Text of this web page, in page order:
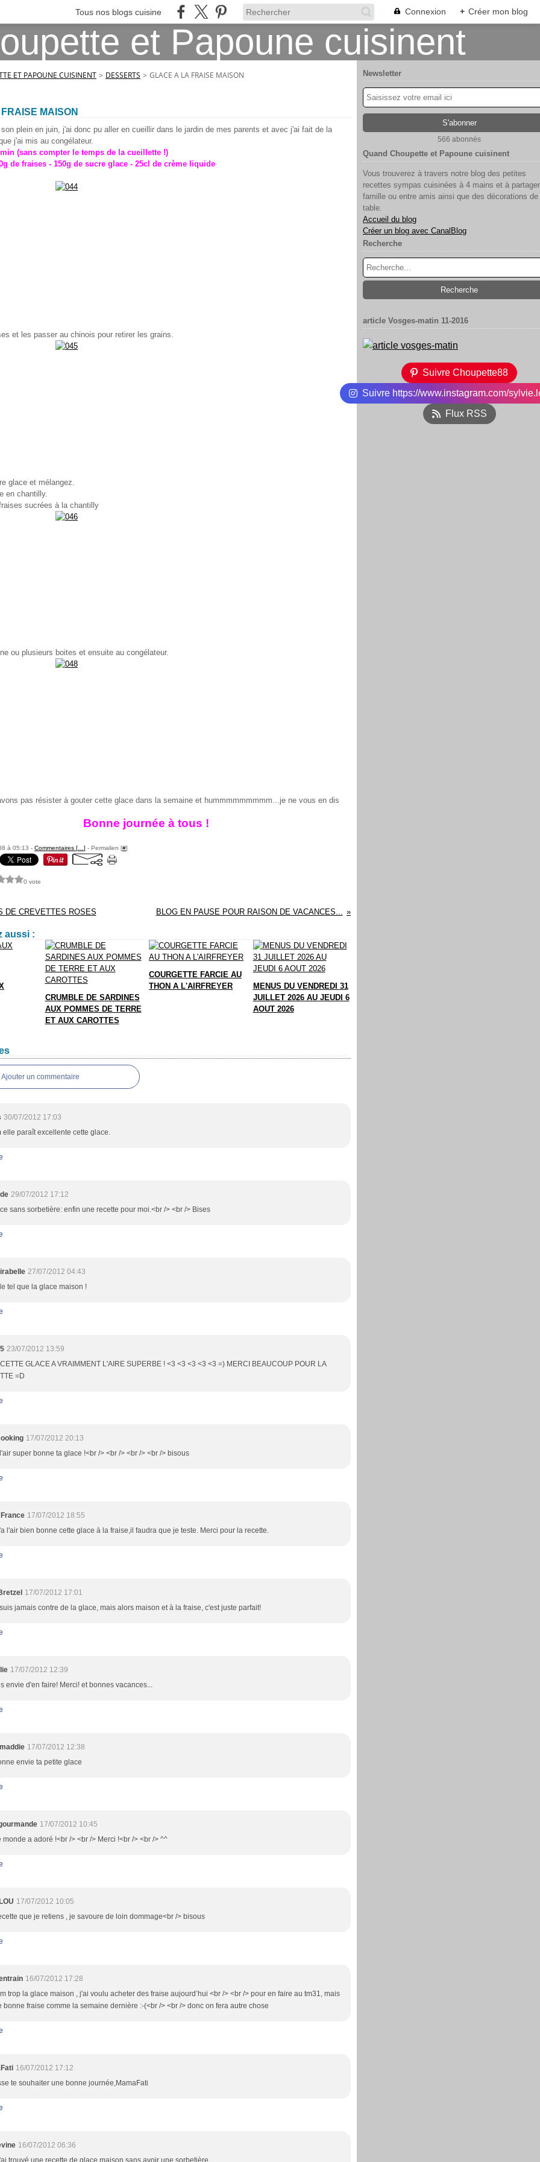
Tous nos blogs cuisine Connexion + Créer mon blog
ET PAPOUNE CUISINENT > DESSERTS > GLACE A LA FRAISE MAISON
MAISON
plein en juin, j'ai donc pu aller en cueillir dans le jardin de mes parents et avec j'ai fait de la
j'ai mis au congélateur.
(sans compter le temps de la cueillette !)
de fraises - 150g de sucre glace - 25cl de crème liquide
et les passer au chinois pour retirer les grains.
glace et mélangez.
en chantilly.
sucrées à la chantilly
ou plusieurs boites et ensuite au congélateur.
pas résister à gouter cette glace dans la semaine et hummmmmmmmm...je ne vous en dis
Bonne journée à tous !
à 05:13 - Commentaires [ ] - Permalien [#]
0 vote
DE CREVETTES ROSES BLOG EN PAUSE POUR RAISON DE VACANCES...
aussi :
CRUMBLE DE SARDINES
AUX POMMES DE TERRE
ET AUX CAROTTES
COURGETTE FARCIE AU
THON A L'AIRFREYER
MENUS DU VENDREDI 31
JUILLET 2026 AU JEUDI 6
AOUT 2026
Ajouter un commentaire
30/07/2012 17:03
elle paraît excellente cette glace.
29/07/2012 17:12
sans sorbetière: enfin une recette pour moi.<br /> <br /> Bises
27/07/2012 04:43
tel que la glace maison !
23/07/2012 13:59
GLACE A VRAIMMENT L'AIRE SUPERBE ! <3 <3 <3 <3 <3 =) MERCI BEAUCOUP POUR LA
=D
17/07/2012 20:13
super bonne ta glace !<br /> <br /> <br /> <br /> bisous
17/07/2012 18:55
l'air bien bonne cette glace à la fraise,il faudra que je teste. Merci pour la recette.
17/07/2012 17:01
jamais contre de la glace, mais alors maison et à la fraise, c'est juste parfait!
17/07/2012 12:39
envie d'en faire! Merci! et bonnes vacances...
17/07/2012 12:38
envie ta petite glace
17/07/2012 10:45
monde a adoré !<br /> <br /> Merci !<br /> <br /> ^^
17/07/2012 10:05
que je retiens , je savoure de loin dommage<br /> bisous
16/07/2012 17:28
trop la glace maison , j'ai voulu acheter des fraise aujourd’hui <br /> <br /> pour en faire au tm31, mais
bonne fraise comme la semaine dernière :-(<br /> <br /> donc on fera autre chose
16/07/2012 17:12
te souhaiter une bonne journée,MamaFati
16/07/2012 06:36
trouvé une recette de glace maison sans avoir une sorbetière....
Newsletter
566 abonnés
Quand Choupette et Papoune cuisinent
Vous trouverez à travers notre blog des petites
recettes sympas cuisinées à 4 mains et à
famille ou entre amis ainsi que des décorations de
table.
Accueil du blog
Créer un blog avec CanalBlog
Recherche
article Vosges-matin 11-2016
Suivre Choupette88
Suivre https://www.instagram.com/
Flux RSS